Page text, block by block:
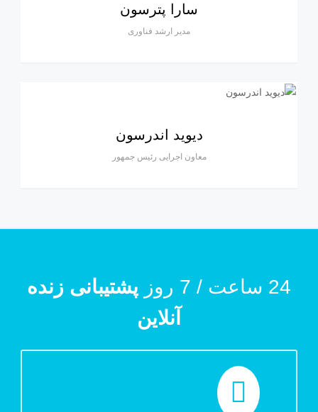
سارا پترسون
مدیر ارشد فناوری
دیوید اندرسون
معاون اجرایی رئیس جمهور
24 ساعت / 7 روز
پشتیبانی زنده
آنلاین